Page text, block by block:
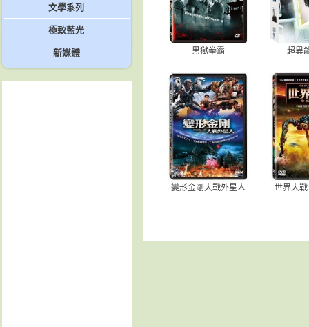
文學系列
極致藍光
新媒體 黑獄拳霸 超異
變形金剛大戰外星人 世界大